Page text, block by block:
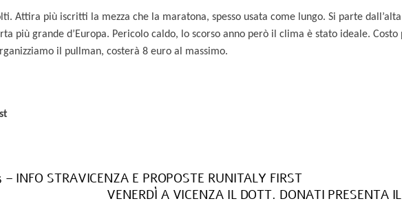
Attira più iscritti la mezza che la maratona, spesso usata come lungo. Si parte
più grande d’Europa. Pericolo caldo, lo scorso anno però il clima è stato ideale.
il pullman, costerà 8 euro al massimo.
INFO STRAVICENZA E PROPOSTE RUNITALY FIRST
VENERDÌ A VICENZA IL DOTT. DONATI PRESENTA